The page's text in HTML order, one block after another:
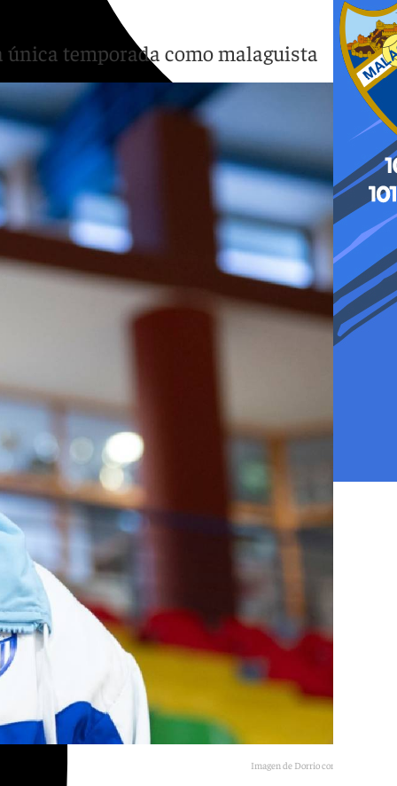
única temporada como malaguista
Imagen de Dorrio con el Málaga CF